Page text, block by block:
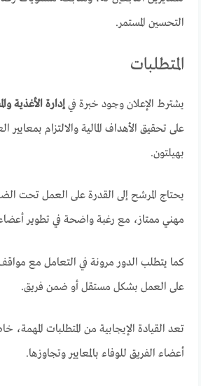
التحسين المستمر.
المتطلبات
يشترط الإعلان وجود خبرة فيإدارة الأغذية
على تحقيق الأهداف المالية والالتزام بمعايير
بهيلتون.
يحتاج المرشح إلى القدرة على العمل تحت
مهني ممتاز، مع رغبة واضحة في تطوير
كما يتطلب الدور مرونة في التعامل مع
على العمل بشكل مستقل أو ضمن فريق.
تعد القيادة الإيجابية من المتطلبات المهمة،
أعضاء الفريق للوفاء بالمعايير وتجاوزها.